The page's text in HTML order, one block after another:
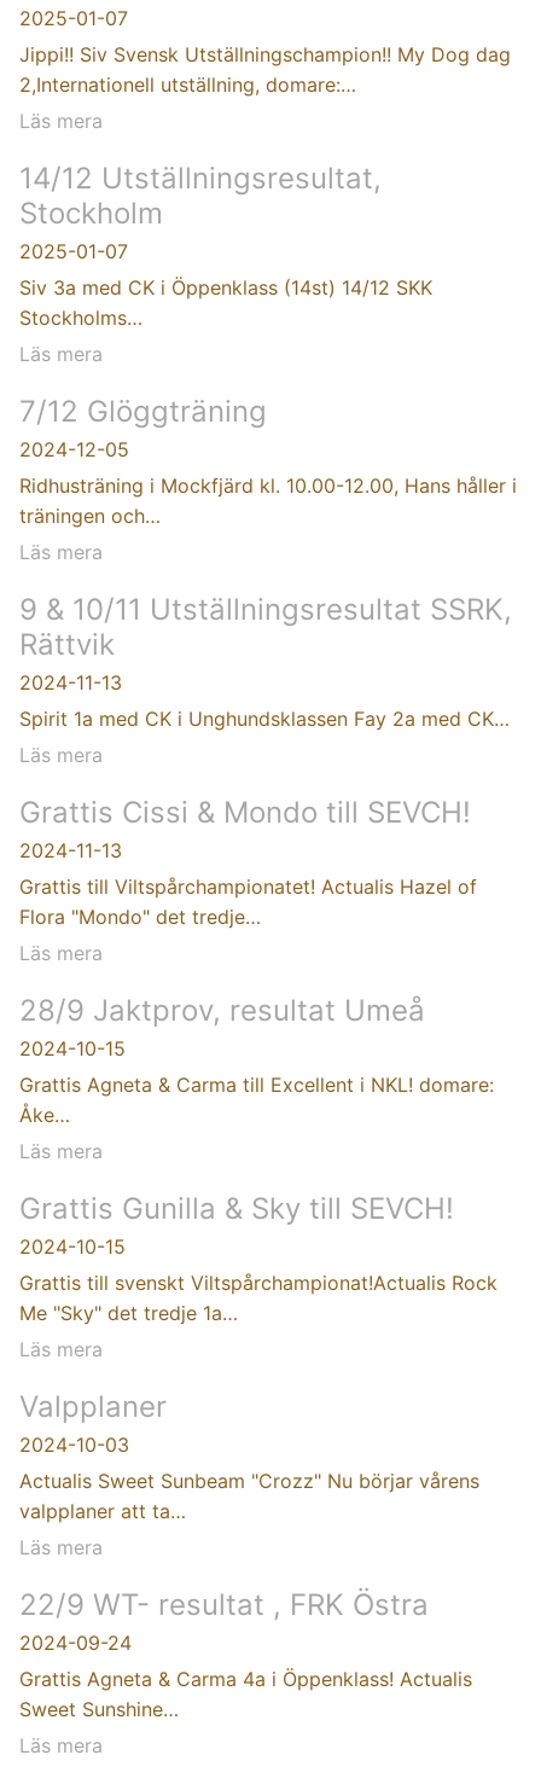
2025-01-07
Jippi!! Siv Svensk Utställningschampion!! My Dog dag
2,Internationell utställning, domare:…
Läs mera
14/12 Utställningsresultat,
Stockholm
2025-01-07
Siv 3a med CK i Öppenklass (14st) 14/12 SKK
Stockholms…
Läs mera
7/12 Glöggträning
2024-12-05
Ridhusträning i Mockfjärd kl. 10.00-12.00, Hans håller i
träningen och…
Läs mera
9 & 10/11 Utställningsresultat SSRK,
Rättvik
2024-11-13
Spirit 1a med CK i Unghundsklassen Fay 2a med CK…
Läs mera
Grattis Cissi & Mondo till SEVCH!
2024-11-13
Grattis till Viltspårchampionatet! Actualis Hazel of
Flora "Mondo" det tredje…
Läs mera
28/9 Jaktprov, resultat Umeå
2024-10-15
Grattis Agneta & Carma till Excellent i NKL! domare:
Åke…
Läs mera
Grattis Gunilla & Sky till SEVCH!
2024-10-15
Grattis till svenskt Viltspårchampionat!Actualis Rock
Me "Sky" det tredje 1a…
Läs mera
Valpplaner
2024-10-03
Actualis Sweet Sunbeam "Crozz" Nu börjar vårens
valpplaner att ta…
Läs mera
22/9 WT- resultat , FRK Östra
2024-09-24
Grattis Agneta & Carma 4a i Öppenklass! Actualis
Sweet Sunshine…
Läs mera